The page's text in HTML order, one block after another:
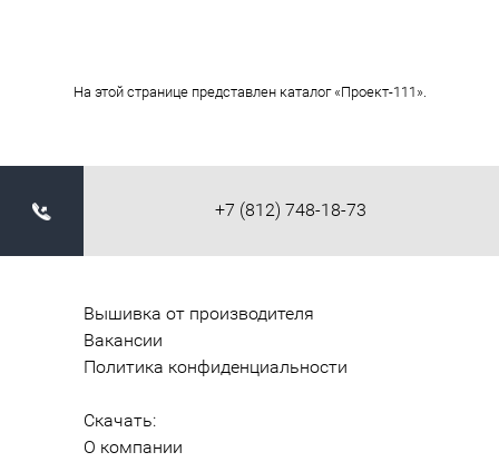
На этой странице представлен каталог «Проект-111».
+7 (812) 748-18-73
Вышивка от производителя
Вакансии
Политика конфиденциальности
Скачать:
О компании